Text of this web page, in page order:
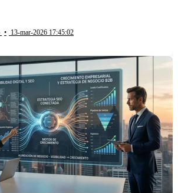
• 13-mar-2026 17:45:02